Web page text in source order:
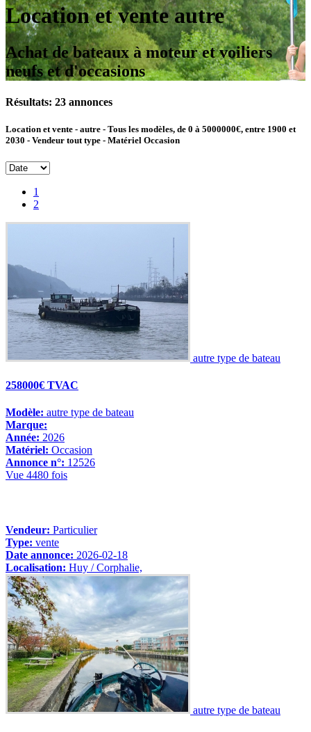
Location et vente autre
Achat de bateaux à moteur et voiliers
neufs et d'occasions
Résultats: 23 annonces
Location et vente - autre - Tous les modèles, de 0 à 5000000€, entre 1900 et
2030 - Vendeur tout type - Matériel Occasion
1
2
autre type de bateau
258000€ TVAC
Modèle: autre type de bateau
Marque:
Année: 2026
Matériel: Occasion
Annonce n°: 12526
Vue 4480 fois
Vendeur: Particulier
Type: vente
Date annonce: 2026-02-18
Localisation: Huy / Corphalie,
autre type de bateau